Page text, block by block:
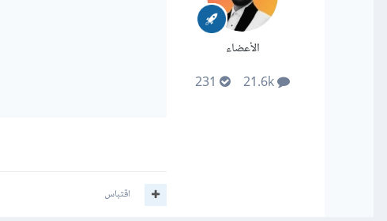
الأعضاء
اقتباس